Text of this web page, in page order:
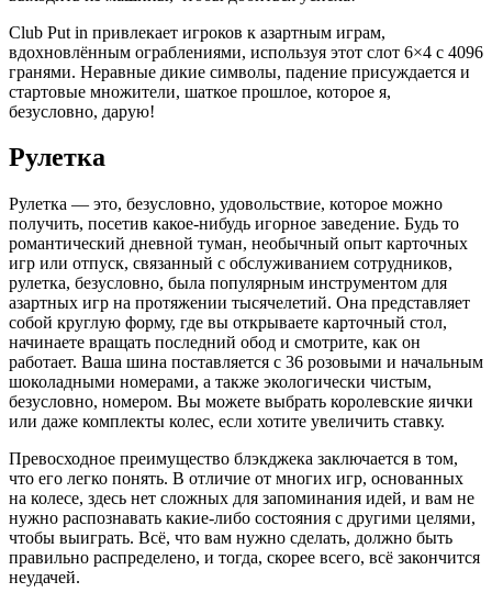
Club Put in привлекает игроков к азартным играм,
вдохновлённым ограблениями, используя этот слот 6×4 с 4096
гранями. Неравные дикие символы, падение присуждается и
стартовые множители, шаткое прошлое, которое я,
безусловно, дарую!
Рулетка
Рулетка — это, безусловно, удовольствие, которое можно
получить, посетив какое-нибудь игорное заведение. Будь то
романтический дневной туман, необычный опыт карточных
игр или отпуск, связанный с обслуживанием сотрудников,
рулетка, безусловно, была популярным инструментом для
азартных игр на протяжении тысячелетий. Она представляет
собой круглую форму, где вы открываете карточный стол,
начинаете вращать последний обод и смотрите, как он
работает. Ваша шина поставляется с 36 розовыми и начальным
шоколадными номерами, а также экологически чистым,
безусловно, номером. Вы можете выбрать королевские яички
или даже комплекты колес, если хотите увеличить ставку.
Превосходное преимущество блэкджека заключается в том,
что его легко понять. В отличие от многих игр, основанных
на колесе, здесь нет сложных для запоминания идей, и вам не
нужно распознавать какие-либо состояния с другими целями,
чтобы выиграть. Всё, что вам нужно сделать, должно быть
правильно распределено, и тогда, скорее всего, всё закончится
неудачей.